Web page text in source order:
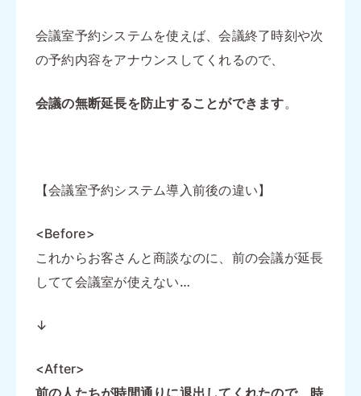
会議室予約システムを使えば、会議終了時刻や次
の予約内容をアナウンスしてくれるので、
会議の無断延長を防止することができます。
【会議室予約システム導入前後の違い】
<Before>
これからお客さんと商談なのに、前の会議が延長
してて会議室が使えない…
↓
<After>